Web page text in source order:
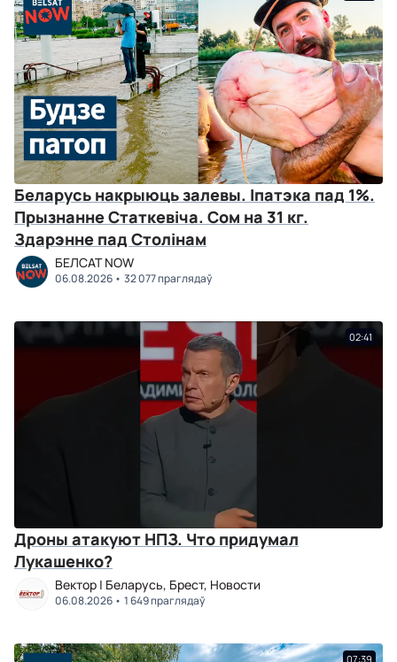
Беларусь накрыюць залевы. Іпатэка пад 1%.
Прызнанне Статкевіча. Сом на 31 кг.
Здарэнне пад Столінам
БЕЛСАТ NOW
06.08.2026 32 077 праглядаў
02:41
Дроны атакуют НПЗ. Что придумал
Лукашенко?
Вектор | Беларусь, Брест, Новости
06.08.2026 1 649 праглядаў
07:39